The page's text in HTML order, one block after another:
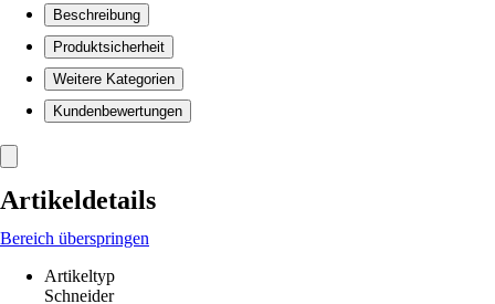
Beschreibung
Produktsicherheit
Weitere Kategorien
Kundenbewertungen
Artikeldetails
Bereich überspringen
Artikeltyp
Schneider